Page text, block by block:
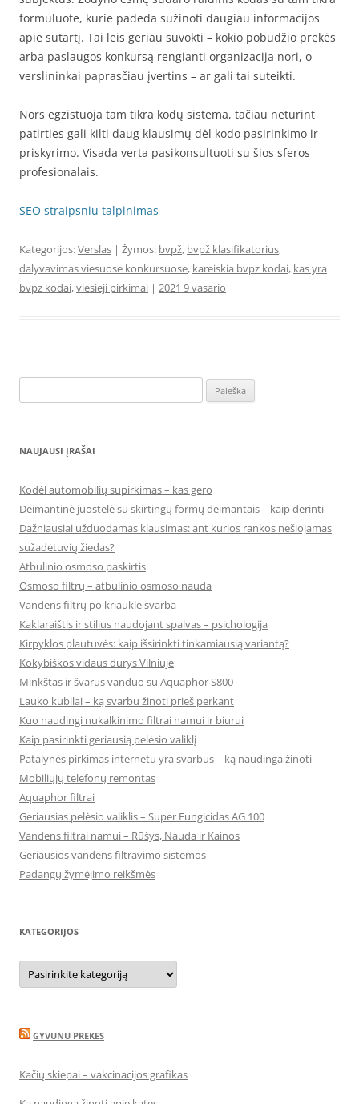
formuluote, kurie padeda sužinoti daugiau informacijos
apie sutartį. Tai leis geriau suvokti – kokio pobūdžio prekės
arba paslaugos konkursą rengianti organizacija nori, o
verslininkai paprasčiau įvertins – ar gali tai suteikti.
Nors egzistuoja tam tikra kodų sistema, tačiau neturint
patirties gali kilti daug klausimų dėl kodo pasirinkimo ir
priskyrimo. Visada verta pasikonsultuoti su šios sferos
profesionalais.
SEO straipsniu talpinimas
Kategorijos:Verslas | Žymos: bvpž, bvpž klasifikatorius,
dalyvavimas viesuose konkursuose, kareiskia bvpz kodai, kas yra
bvpz kodai,viesieji pirkimai | 2021 9 vasario
NAUJAUSI ĮRAŠAI
Kodėl automobilių supirkimas – kas gero
Deimantinė juostelė su skirtingų formų deimantais – kaip derinti
Dažniausiai užduodamas klausimas: ant kurios rankos nešiojamas
sužadėtuvių žiedas?
Atbulinio osmoso paskirtis
Osmoso filtrų – atbulinio osmoso nauda
Vandens filtrų po kriaukle svarba
Kaklaraištis ir stilius naudojant spalvas – psichologija
Kirpyklos plautuvės: kaip išsirinkti tinkamiausią variantą?
Kokybiškos vidaus durys Vilniuje
Minkštas ir švarus vanduo su Aquaphor S800
Lauko kubilai – ką svarbu žinoti prieš perkant
Kuo naudingi nukalkinimo filtrai namui ir biurui
Kaip pasirinkti geriausią pelėsio valiklį
Patalynės pirkimas internetu yra svarbus – ką naudinga žinoti
Mobiliųjų telefonų remontas
Aquaphor filtrai
Geriausias pelėsio valiklis – Super Fungicidas AG 100
Vandens filtrai namui – Rūšys, Nauda ir Kainos
Geriausios vandens filtravimo sistemos
Padangų žymėjimo reikšmės
KATEGORIJOS
Kategorijos
GYVUNU PREKES
Kačių skiepai – vakcinacijos grafikas